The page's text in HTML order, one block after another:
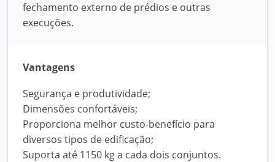
fechamento externo de prédios e outras
execuções.
Vantagens
Segurança e produtividade;
Dimensões confortáveis;
Proporciona melhor custo-benefício para
diversos tipos de edificação;
Suporta até 1150 kg a cada dois conjuntos.